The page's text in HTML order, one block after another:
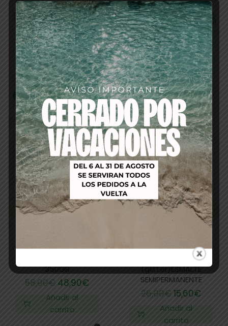
Productos relacionados
-16%
BRUMEN NAILS POLVO
350GR
58,00€ 48,90€
Añadir al
carrito
-40%
TRU GEL 42265
CRUSHED DIAMOND
(glitter)ESMALTE
SEMIPERMANENTE
26,00€15,60€
Añadir al
carrito